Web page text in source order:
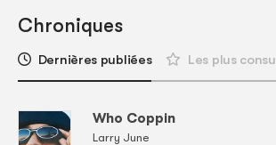
Chroniques
Dernières publiées Les plus
Who Coppin
Larry June